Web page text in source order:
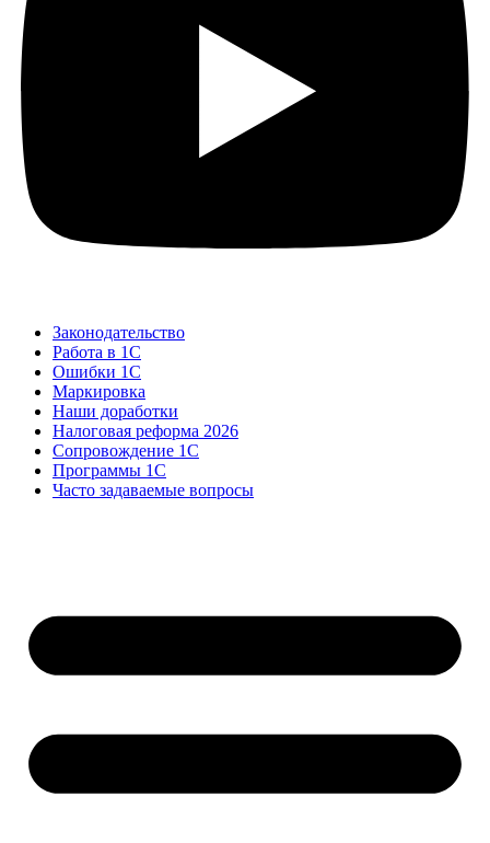
Законодательство
Работа в 1С
Ошибки 1С
Маркировка
Наши доработки
Налоговая реформа 2026
Сопровождение 1С
Программы 1С
Часто задаваемые вопросы